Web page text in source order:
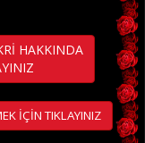
HAKKINDA
İÇİN TIKLAYINIZ